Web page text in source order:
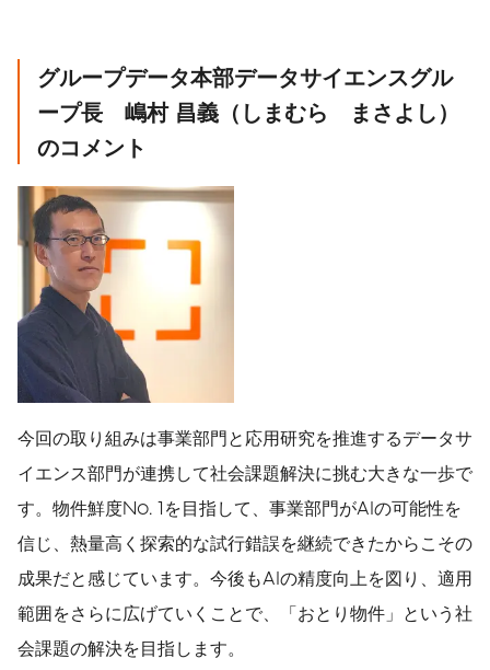
グループデータ本部データサイエンスグル
ープ長 嶋村 昌義（しまむら まさよし）
のコメント
今回の取り組みは事業部門と応用研究を推進するデータサ
イエンス部門が連携して社会課題解決に挑む大きな一歩で
す。物件鮮度No. 1を目指して、事業部門がAIの可能性を
信じ、熱量高く探索的な試行錯誤を継続できたからこその
成果だと感じています。今後もAIの精度向上を図り、適用
範囲をさらに広げていくことで、「おとり物件」という社
会課題の解決を目指します。